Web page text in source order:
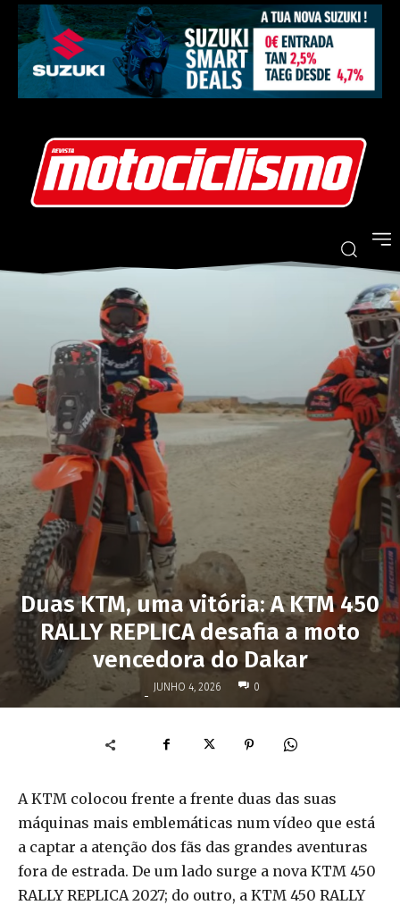
Duas KTM, uma vitória: A KTM 450
RALLY REPLICA desafia a moto
vencedora do Dakar
- JUNHO 4, 2026 0
A KTM colocou frente a frente duas das suas
máquinas mais emblemáticas num vídeo que está
a captar a atenção dos fãs das grandes aventuras
fora de estrada. De um lado surge a nova KTM 450
RALLY REPLICA 2027; do outro, a KTM 450 RALLY